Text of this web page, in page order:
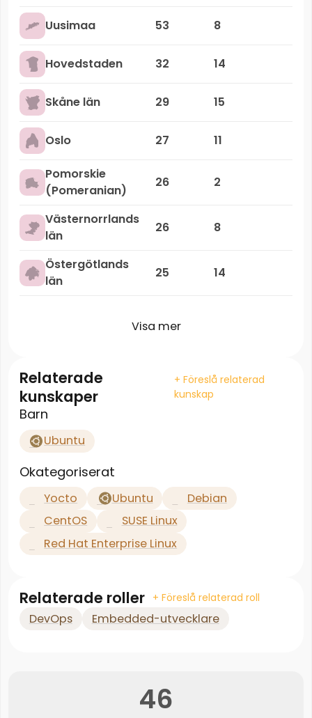
Uusimaa 53 8
Hovedstaden 32 14
Skåne län 29 15
Oslo 27 11
Pomorskie
(Pomeranian)
26 2
Västernorrlands
län
26 8
Östergötlands
län
25 14
Visa mer
Relaterade
kunskaper
+ Föreslå relaterad
kunskap
Barn
Ubuntu
Okategoriserat
Yocto Ubuntu
Debian
CentOS
SUSE Linux
Red Hat Enterprise Linux
Relaterade roller + Föreslå relaterad roll
DevOps Embedded-utvecklare
46